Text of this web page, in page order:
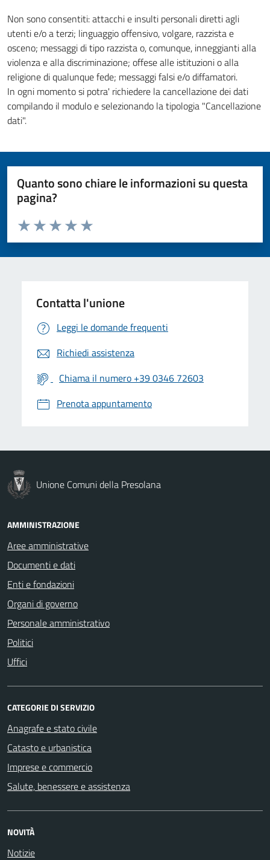
Non sono consentiti: attacchi e insulti personali diretti agli
utenti e/o a terzi; linguaggio offensivo, volgare, razzista e
osceno; messaggi di tipo razzista o, comunque, inneggianti alla
violenza e alla discriminazione; offese alle istituzioni o alla
religione di qualunque fede; messaggi falsi e/o diffamatori.
In ogni momento si potra' richiedere la cancellazione dei dati
compilando il modulo e selezionando la tipologia "Cancellazione
dati".
Quanto sono chiare le informazioni su questa
pagina?
Valuta da 1 a 5 stelle la pagina
Valuta 5 stelle su 5
Valuta 4 stelle su 5
Valuta 3 stelle su 5
Valuta 2 stelle su 5
Valuta 1 stelle su 5
Contatta l'unione
Leggi le domande frequenti
Richiedi assistenza
Chiama il numero +39 0346 72603
Prenota appuntamento
Unione Comuni della Presolana
AMMINISTRAZIONE
Aree amministrative
Documenti e dati
Enti e fondazioni
Organi di governo
Personale amministrativo
Politici
Uffici
CATEGORIE DI SERVIZIO
Anagrafe e stato civile
Catasto e urbanistica
Imprese e commercio
Salute, benessere e assistenza
NOVITÀ
Notizie